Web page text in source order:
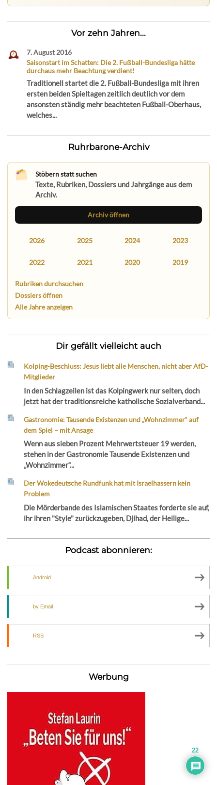
Vor zehn Jahren...
7. August 2016
Saisonstart im Schatten: Die 2. Fußball-Bundesliga hätte
durchaus mehr Beachtung verdient!
Traditionell startet die 2. Fußball-Bundesliga mit ihren
ersten beiden Spieltagen zeitlich deutlich vor dem
ansonsten ständig mehr beachteten Fußball-Oberhaus,
welches...
Ruhrbarone-Archiv
Stöbern statt suchen
Texte, Rubriken, Dossiers und Jahrgänge aus dem
Archiv.
Archiv öffnen
2026 2025 2024 2023
2022 2021 2020 2019
Rubriken durchsuchen
Dossiers öffnen
Alle Jahre anzeigen
Dir gefällt vielleicht auch
Kolping-Beschluss: Jesus liebt alle Menschen, nicht aber AfD-
Mitglieder
In den Schlagzeilen ist das Kolpingwerk nur selten, doch
jetzt hat der traditionsreiche katholische Sozialverband...
Gastronomie: Tausende Existenzen und „Wohnzimmer“ auf
dem Spiel – mit Ansage
Wenn aus sieben Prozent Mehrwertsteuer 19 werden,
stehen in der Gastronomie Tausende Existenzen und
„Wohnzimmer“...
Der Wokedeutsche Rundfunk hat mit Israelhassern kein
Problem
Die Mörderbande des Islamischen Staates forderte sie auf,
ihr ihren "Style" zurückzugeben, Djihad, der Heilige...
Podcast abonnieren:
Android
by Email
RSS
Werbung
22